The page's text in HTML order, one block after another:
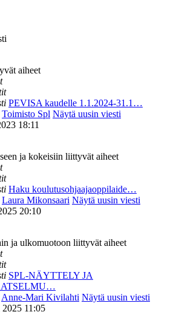
aiheet
PEVISA kaudelle 1.1.2024-31.1…
Toimisto Spl Näytä uusin viesti
18:11
ja kokeisiin liittyvät aiheet
Haku koulutusohjaajaoppilaide…
Laura Mikonsaari Näytä uusin viesti
20:10
ja ulkomuotoon liittyvät aiheet
SPL-NÄYTTELY JA
Anne-Mari Kivilahti Näytä uusin viesti
11:05